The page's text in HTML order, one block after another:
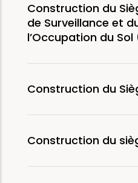
Construction du
de Surveillance et
l’Occupation du Sol
Construction du
Construction du